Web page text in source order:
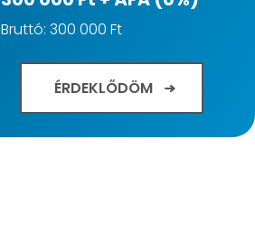
Bruttó: 300 000 Ft
ÉRDEKLŐDÖM